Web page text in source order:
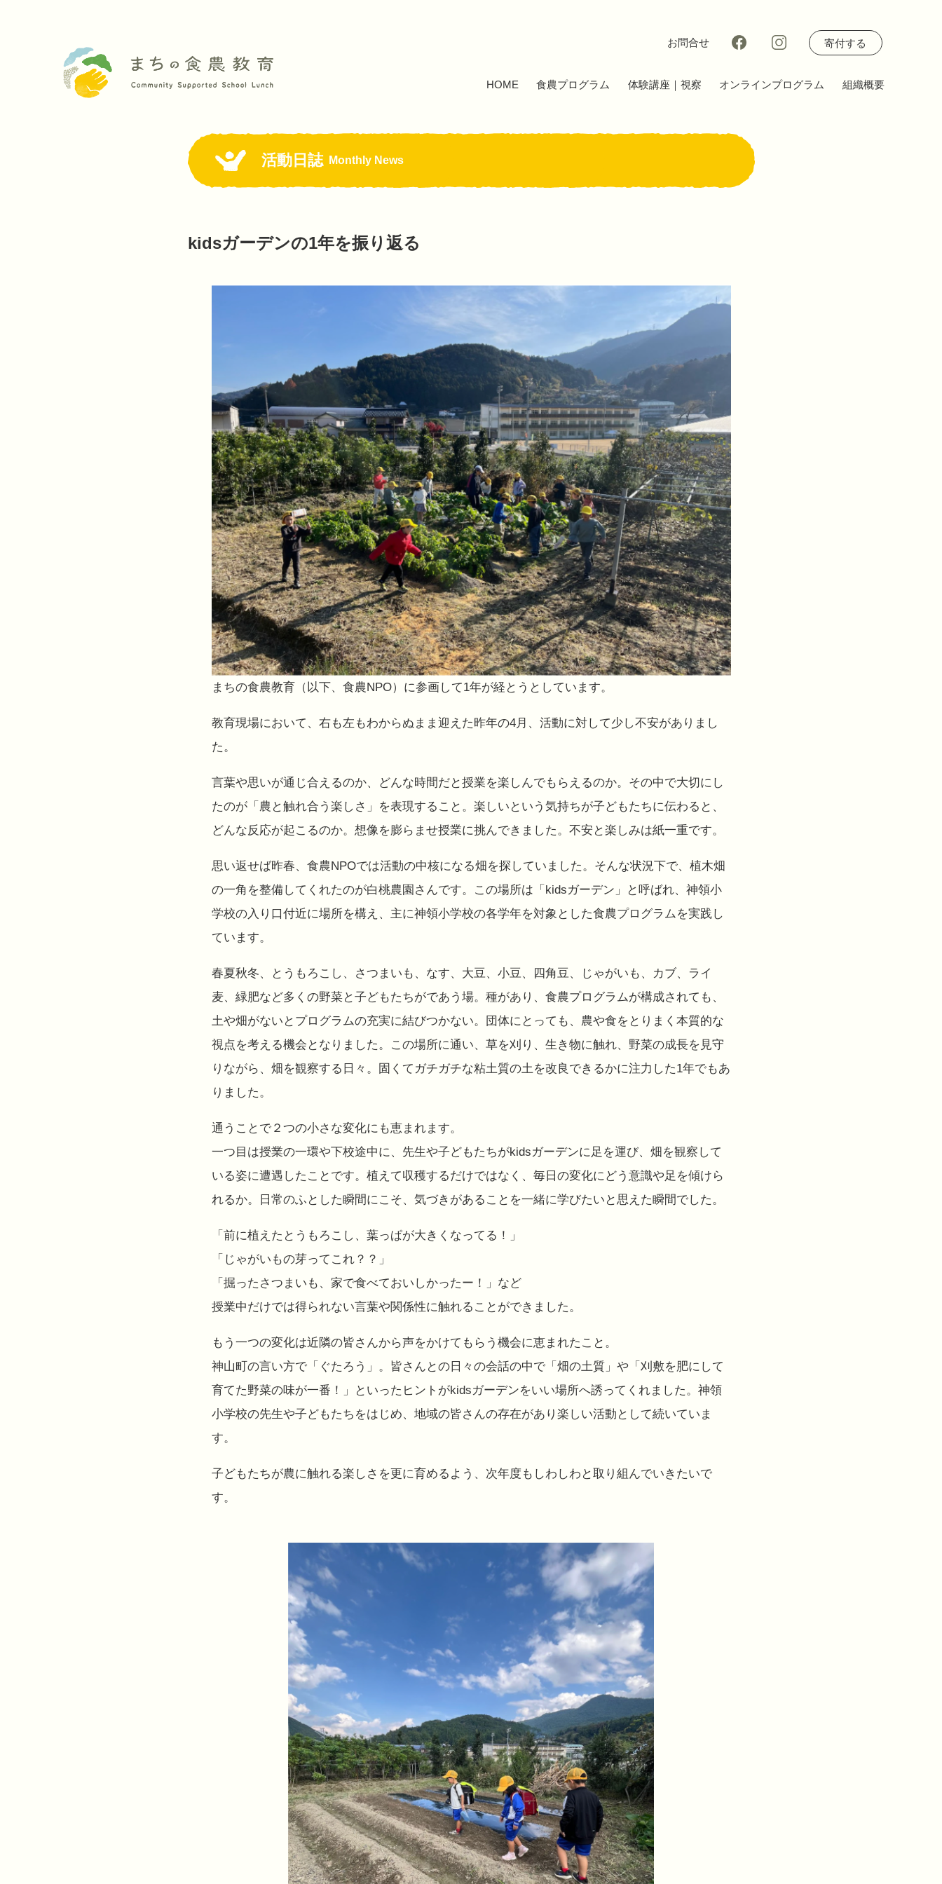
HOME 食農プログラム 体験講座｜視察 オンラインプログラム 組織概要
お問合せ 寄付する
活動日誌 Monthly News
kidsガーデンの1年を振り返る
まちの食農教育（以下、食農NPO）に参画して1年が経とうとしています。
教育現場において、右も左もわからぬまま迎えた昨年の4月、活動に対して少し不安がありまし
た。
言葉や思いが通じ合えるのか、どんな時間だと授業を楽しんでもらえるのか。その中で大切にし
たのが「農と触れ合う楽しさ」を表現すること。楽しいという気持ちが子どもたちに伝わると、
どんな反応が起こるのか。想像を膨らませ授業に挑んできました。不安と楽しみは紙一重です。
思い返せば昨春、食農NPOでは活動の中核になる畑を探していました。そんな状況下で、植木畑
の一角を整備してくれたのが白桃農園さんです。この場所は「kidsガーデン」と呼ばれ、神領小
学校の入り口付近に場所を構え、主に神領小学校の各学年を対象とした食農プログラムを実践し
ています。
春夏秋冬、とうもろこし、さつまいも、なす、大豆、小豆、四角豆、じゃがいも、カブ、ライ
麦、緑肥など多くの野菜と子どもたちがであう場。種があり、食農プログラムが構成されても、
土や畑がないとプログラムの充実に結びつかない。団体にとっても、農や食をとりまく本質的な
視点を考える機会となりました。この場所に通い、草を刈り、生き物に触れ、野菜の成長を見守
りながら、畑を観察する日々。固くてガチガチな粘土質の土を改良できるかに注力した1年でもあ
りました。
通うことで２つの小さな変化にも恵まれます。
一つ目は授業の一環や下校途中に、先生や子どもたちがkidsガーデンに足を運び、畑を観察して
いる姿に遭遇したことです。植えて収穫するだけではなく、毎日の変化にどう意識や足を傾けら
れるか。日常のふとした瞬間にこそ、気づきがあることを一緒に学びたいと思えた瞬間でした。
「前に植えたとうもろこし、葉っぱが大きくなってる！」
「じゃがいもの芽ってこれ？？」
「掘ったさつまいも、家で食べておいしかったー！」など
授業中だけでは得られない言葉や関係性に触れることができました。
もう一つの変化は近隣の皆さんから声をかけてもらう機会に恵まれたこと。
神山町の言い方で「ぐたろう」。皆さんとの日々の会話の中で「畑の土質」や「刈敷を肥にして
育てた野菜の味が一番！」といったヒントがkidsガーデンをいい場所へ誘ってくれました。神領
小学校の先生や子どもたちをはじめ、地域の皆さんの存在があり楽しい活動として続いていま
す。
子どもたちが農に触れる楽しさを更に育めるよう、次年度もしわしわと取り組んでいきたいで
す。